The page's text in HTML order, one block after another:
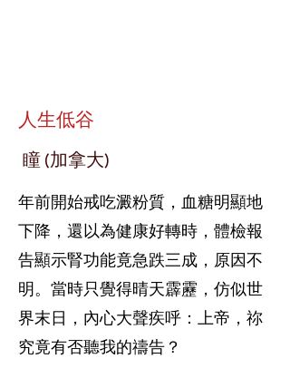
人生低谷
瞳 (加拿大)
年前開始戒吃澱粉質，血糖明顯地
下降，還以為健康好轉時，體檢報
告顯示腎功能竟急跌三成，原因不
明。當時只覺得晴天霹靂，仿似世
界末日，內心大聲疾呼：上帝，祢
究竟有否聽我的禱告？